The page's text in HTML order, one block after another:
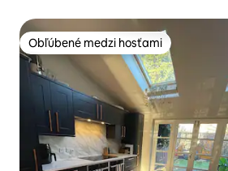
Obľúbené medzi hosťami
Obľúbené medzi hosťami